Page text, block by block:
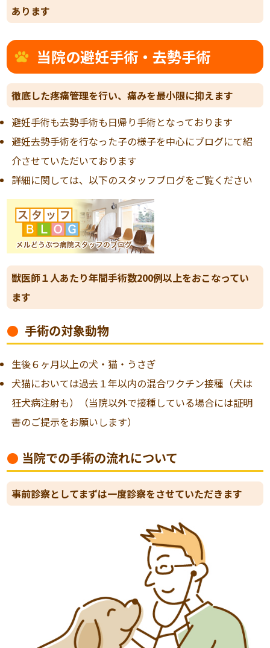
あります
当院の避妊手術・去勢手術
徹底した疼痛管理を行い、痛みを最小限に抑えます
避妊手術も去勢手術も日帰り手術となっております
避妊去勢手術を行なった子の様子を中心にブログにて紹
介させていただいております
詳細に関しては、以下のスタッフブログをご覧ください
獣医師１人あたり年間手術数200例以上をおこなってい
ます
手術の対象動物
生後６ヶ月以上の犬・猫・うさぎ
犬猫においては過去１年以内の混合ワクチン接種（犬は
狂犬病注射も）（当院以外で接種している場合には証明
書のご提示をお願いします）
当院での手術の流れについて
事前診察としてまずは一度診察をさせていただきます